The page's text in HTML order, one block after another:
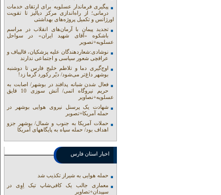
پیگیری فرماندار عسلویه برای ارتقای خدمات
درمانی؛ از راه‌اندازی مرکز دیالیز تا تقویت
اورژانس و تکمیل پروژه‌های بهداشتی
تجدید پیمان با آرمان‌های انقلاب در مراسم
باشکوه «آقای شهید ایران» در سواحل
عسلویه+تصویر
نوشادی:شعاردهندگان علیه پزشکیان، قالیباف و
عراقچی شعور سیاسی و اجتماعی ندارند
اوج‌گیری دما و تلاطم خلیج فارس تا دوشنبه
بوشهر داغ‌تر می‌شود/ دیّر رکورد گرما زد!
فعال شدن شبانه پدافند در بوشهر/ اصابت به
حریم نیروگاه اتمی/ آتش سوزی 10 قایق
عسلویه+نصاویر
شهادت یک پرسنل نیروی هوایی بوشهر در
حمله آمریکا+تصویر
حملات آمریکا به جنوب و شمال/ بوشهر جزو
اهداف بود/ حمله سپاه به پایگاههای آمریکا
اخبار استان فارس
حمله هوایی به شیراز تکذیب شد
معماری جالب یک کافی‌شاپ تیک اِوِی در
سپیدان+تصاویر